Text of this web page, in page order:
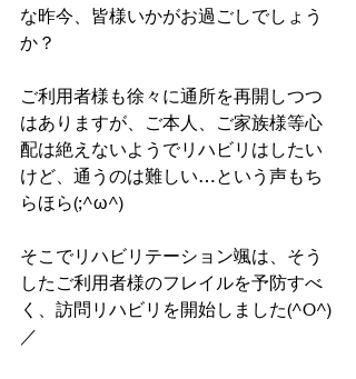
な昨今、皆様いかがお過ごしでしょう
か？
ご利用者様も徐々に通所を再開しつつ
はありますが、ご本人、ご家族様等心
配は絶えないようでリハビリはしたい
けど、通うのは難しい…という声もち
らほら(;^ω^)
そこでリハビリテーション颯は、そう
したご利用者様のフレイルを予防すべ
く、訪問リハビリを開始しました(^O^)
／